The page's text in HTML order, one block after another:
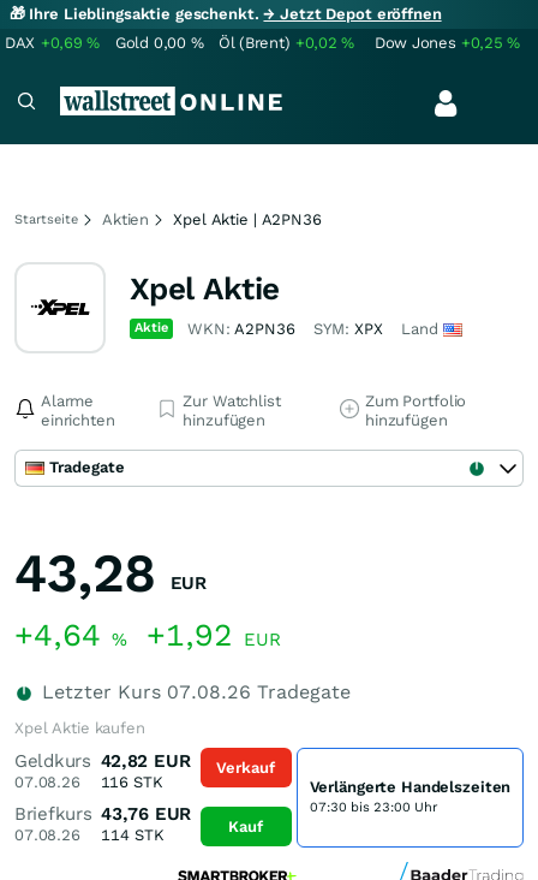
🎁 Ihre Lieblingsaktie geschenkt.→ Jetzt Depot eröffnen
DAX +0,69% Gold 0,00 % Öl (Brent) +0,02% Dow Jones +0,25%
Startseite Aktien Xpel Aktie | A2PN36
Xpel Aktie
Aktie WKN:A2PN36 SYM: XPX Land
Alarme
einrichten
Zur Watchlist
hinzufügen
Zum Portfolio
hinzufügen
Tradegate
43,28 EUR
+4,64 % +1,92 EUR
Letzter Kurs 07.08.26 Tradegate
Xpel Aktie kaufen
Geldkurs
07.08.26
42,82 EUR
116 STK
Briefkurs
07.08.26
43,76 EUR
114STK
Verkauf
Kauf
Verlängerte Handelszeiten
07:30 bis 23:00 Uhr